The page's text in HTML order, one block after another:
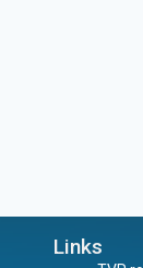
Links